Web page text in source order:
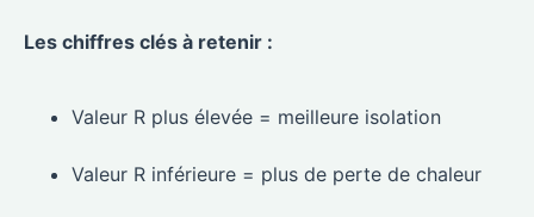
Les chiffres clés à retenir :
Valeur R plus élevée = meilleure isolation
Valeur R inférieure = plus de perte de chaleur